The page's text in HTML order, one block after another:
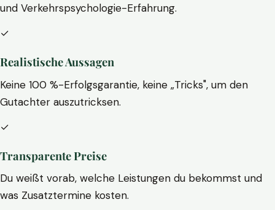
und Verkehrspsychologie-Erfahrung.
✓
Realistische Aussagen
Keine 100 %-Erfolgsgarantie, keine „Tricks", um den
Gutachter auszutricksen.
✓
Transparente Preise
Du weißt vorab, welche Leistungen du bekommst und
was Zusatztermine kosten.